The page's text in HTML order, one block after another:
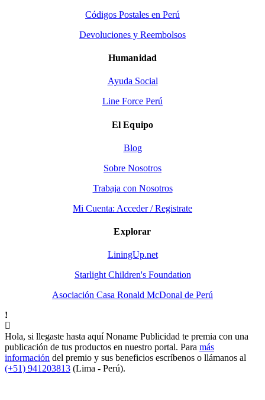
Códigos Postales en Perú
Devoluciones y Reembolsos
Humanidad
Ayuda Social
Line Force Perú
El Equipo
Blog
Sobre Nosotros
Trabaja con Nosotros
Mi Cuenta: Acceder / Registrate
Explorar
LiningUp.net
Starlight Children's Foundation
Asociación Casa Ronald McDonal de Perú
Hola, si llegaste hasta aquí Noname Publicidad te premia con una
publicación de tus productos en nuestro portal. Para más
información del premio y sus beneficios escríbenos o llámanos al
(+51) 941203813 (Lima - Perú).